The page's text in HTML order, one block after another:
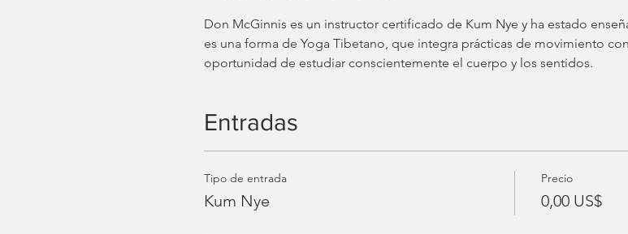
Don McGinnis es un instructor certificado de Kum Nye y ha estado
es una forma de Yoga Tibetano, que integra prácticas de movimiento
oportunidad de estudiar conscientemente el cuerpo y los sentidos.
Entradas
Tipo de entrada
Kum Nye
Precio
0,00 US$